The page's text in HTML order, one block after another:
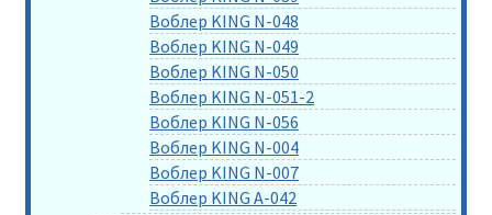
Воблер KING N-048
Воблер KING N-049
Воблер KING N-050
Воблер KING N-051-2
Воблер KING N-056
Воблер KING N-004
Воблер KING N-007
Воблер KING A-042